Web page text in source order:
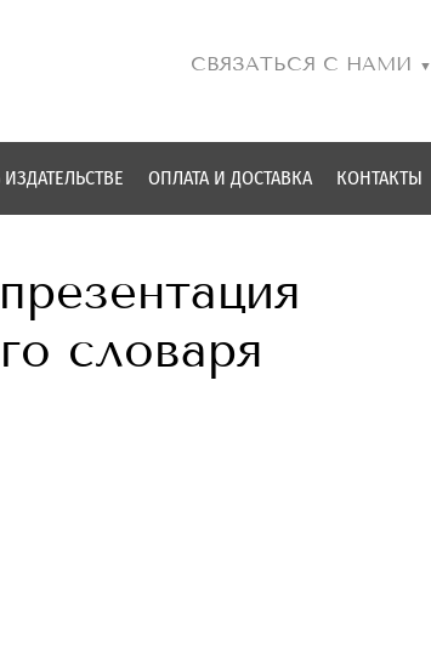
СВЯЗАТЬСЯ С НАМИ ▼
ОПЛАТА И ДОСТАВКА КОНТАКТЫ
словаря